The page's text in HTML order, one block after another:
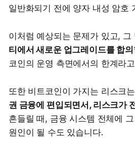
일반화되기 전에 양자 내성 암호
이처럼 예상되는 문제가 있고,
티에서 새로운 업그레이드를 합
코인의 운영 측면에서의 한계라
또한 비트코인이 가지는 리스크
권 금융에 편입되면서, 리스크가
흔들릴 때, 금융 시스템 전체에
원인이 될 수도 있습니다.